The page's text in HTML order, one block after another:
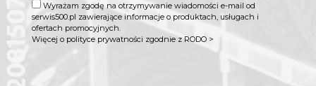
Wyrażam zgodę na otrzymywanie wiadomości e-mail od
serwis500.pl zawierające informacje o produktach, usługach i
ofertach promocyjnych.
Więcej o polityce prywatności zgodnie z RODO >